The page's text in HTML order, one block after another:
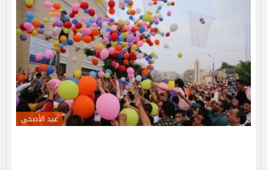
عيد الأضحى